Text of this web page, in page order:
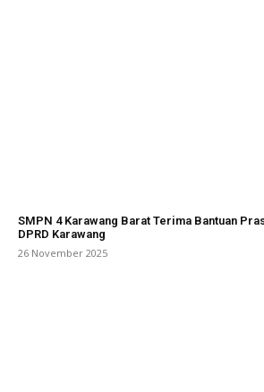
SMPN 4 Karawang Barat Terima Bantuan
DPRD Karawang
26 November 2025